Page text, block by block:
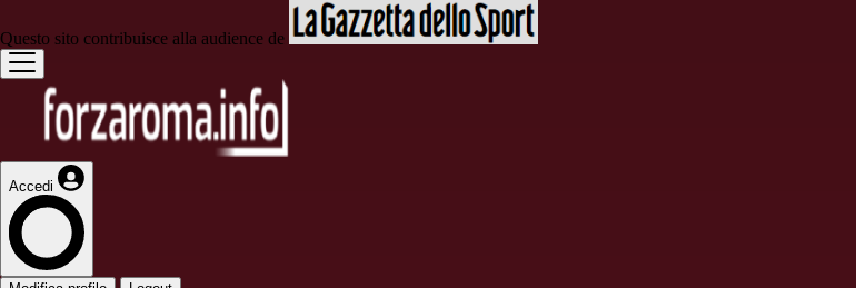
Questo sito contribuisce alla audience de
Accedi